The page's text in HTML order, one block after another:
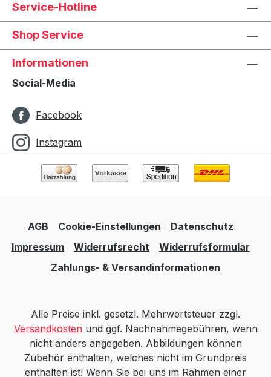
Service-Hotline
Shop Service
Informationen
Social-Media
Facebook
Instagram
AGB Cookie-Einstellungen
Datenschutz
Impressum
Widerrufsrecht
Widerrufsformular
Zahlungs- & Versandinformationen
Alle Preise inkl. gesetzl. Mehrwertsteuer zzgl.
Versandkostenund ggf. Nachnahmegebühren, wenn
nicht anders angegeben. Abbildungen können
Zubehör enthalten, welches nicht im Grundpreis
enthalten ist! Wenn Sie bei uns im Rahmen einer